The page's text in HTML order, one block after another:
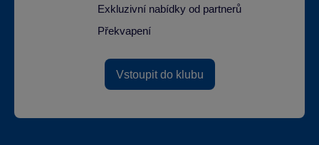
Exkluzivní nabídky od partnerů
Překvapení
Vstoupit do klubu